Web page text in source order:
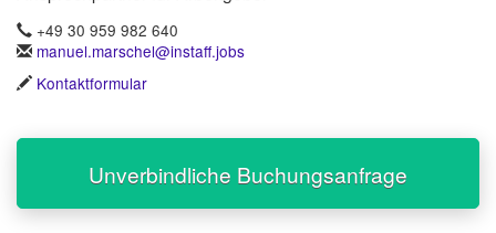
+49 30 959 982 640
manuel.marschel@instaff.jobs
Kontaktformular
Unverbindliche Buchungsanfrage